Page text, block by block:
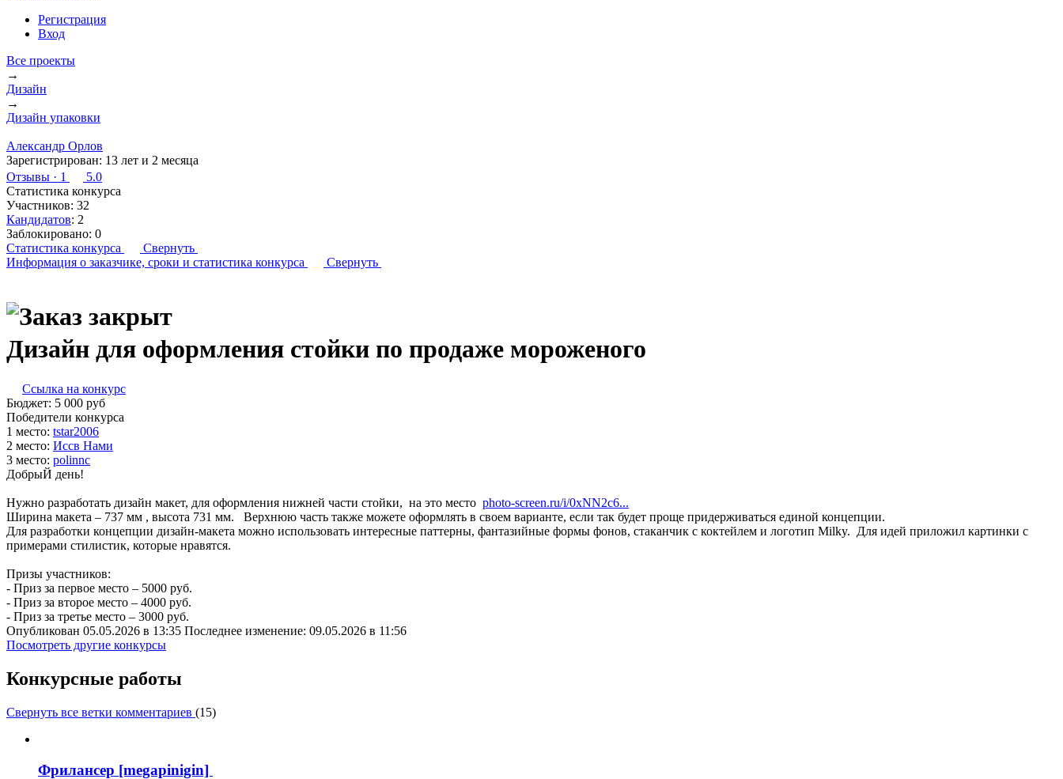
Регистрация
Вход
Все проекты
→
Дизайн
→
Дизайн упаковки
Александр Орлов
Зарегистрирован: 13 лет и 2 месяца
Отзывы · 1
5.0
Статистика конкурса
Участников: 32
Кандидатов: 2
Заблокировано: 0
Статистика конкурса
Свернуть
Информация о заказчике, сроки и статистика конкурса Свернуть
Дизайн для оформления стойки по продаже мороженого
Ссылка на конкурс
Бюджет: 5 000 руб
Победители конкурса
1 место: t­sta­r2­006
2 место: Ис­св На­ми
3 место: po­lin­nc
ДобрыЙ день!
Нужно разработать дизайн макет, для оформления нижней части стойки, на это место photo-screen.ru/i/0xNN2c6...
Ширина макета – 737 мм , высота 731 мм. Верхнюю часть также можете оформлять в своем варианте, если так будет проще придерживаться единой концепции.
Для разработки концепции дизайн-макета можно использовать интересные паттерны, фантазийные формы фонов, стаканчик с коктейлем и логотип Milky. Для идей приложил картинки с
примерами стилистик, которые нравятся.
Призы участников:
- Приз за первое место – 5000 руб.
- Приз за второе место – 4000 руб.
- Приз за третье место – 3000 руб.
Опубликован 05.05.2026 в 13:35 Последнее изменение: 09.05.2026 в 11:56
Посмотреть другие конкурсы
Конкурсные работы
Свернуть все ветки комментариев (15)
Фрилансер [megapinigin]